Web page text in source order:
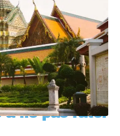
à ne pas rater